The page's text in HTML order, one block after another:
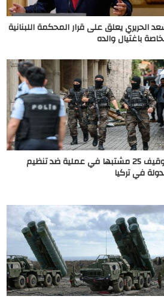
الحريري يعلق على قرار المحكمة اللبنانية
باغتيال والده
توقيف 25 مشتبها في عملية ضد تنظيم
في تركيا